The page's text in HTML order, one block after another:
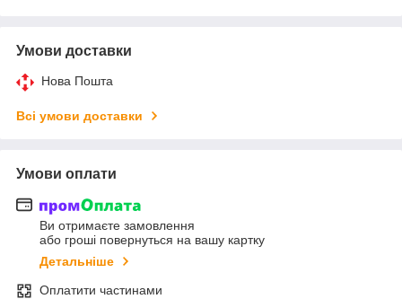
Умови доставки
Нова Пошта
Всі умови доставки
Умови оплати
Ви отримаєте замовлення
або гроші повернуться на вашу картку
Детальніше
Оплатити частинами